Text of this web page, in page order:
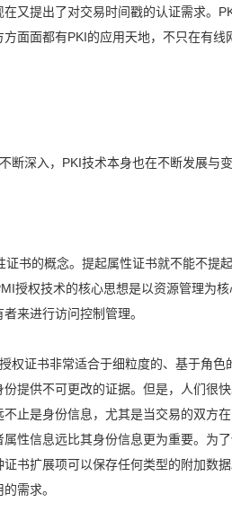
又提出了对交易时间戳的认证需求。
方面面都有PKI的应用天地，不只在有
断深入，PKI技术本身也在不断发展与
证书的概念。提起属性证书就不能不提
授权技术的核心思想是以资源管理为
来进行访问控制管理。
权证书非常适合于细粒度的、基于角
提供不可更改的证据。但是，人们很
不止是身份信息，尤其是当交易的双方
属性信息远比其身份信息更为重要。为
书扩展项可以保存任何类型的附加数
需求。